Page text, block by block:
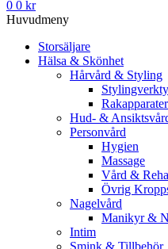
0 0 kr
Huvudmeny
Storsäljare
Hälsa & Skönhet
Hårvård & Styling
Hud- &
Personvård
Hygien
Massage
Vård &
Övrig
Nagelvård
Manikyr &
Intim
Smink & Tillbehör